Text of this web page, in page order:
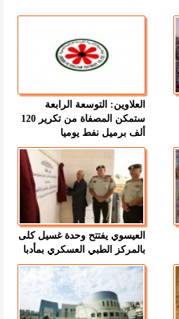
العلاوين: التوسعة الرابعة
ستمكن المصفاة من تكرير 120
ألف برميل نفط يوميا
العيسوي يفتتح وحدة غسيل كلى
بالمركز الطبي العسكري بمأدبا